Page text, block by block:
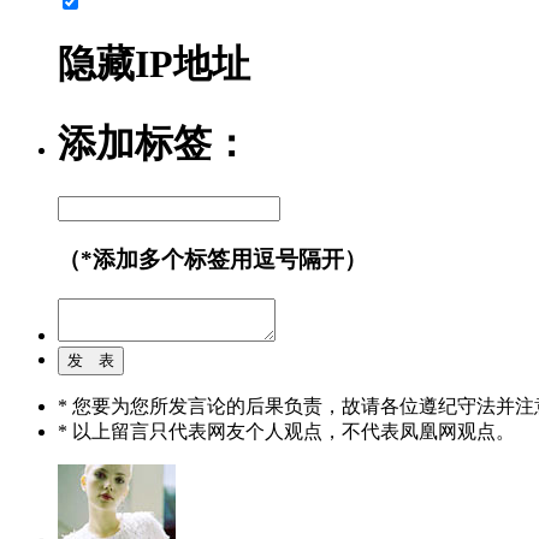
隐藏IP地址
添加标签：
（*添加多个标签用逗号隔开）
* 您要为您所发言论的后果负责，故请各位遵纪守法并注
* 以上留言只代表网友个人观点，不代表凤凰网观点。